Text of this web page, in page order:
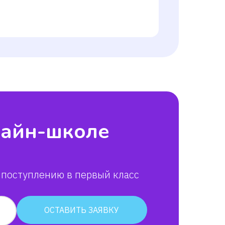
школе
в первый класс
ОСТАВИТЬ ЗАЯВКУ